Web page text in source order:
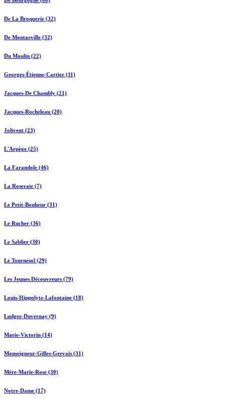
De La Broquerie (32)
De Montarville (32)
Du Moulin (22)
Georges-Étienne-Cartier (11)
Jacques-De Chambly (21)
Jacques-Rocheleau (20)
Jolivent (23)
L'Arpège (25)
La Farandole (46)
La Roseraie (7)
Le Petit-Bonheur (31)
Le Rucher (36)
Le Sablier (30)
Le Tournesol (29)
Les Jeunes Découvreurs (79)
Louis-Hippolyte-Lafontaine (18)
Ludger-Duvernay (9)
Marie-Victorin (14)
Monseigneur-Gilles-Gervais (31)
Mère-Marie-Rose (30)
Notre-Dame (17)